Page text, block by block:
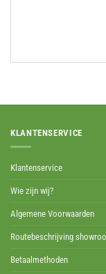
KLANTENSERVICE
Klantenservice
Wie zijn wij?
Algemene Voorwaarden
Routebeschrijving
Betaalmethoden